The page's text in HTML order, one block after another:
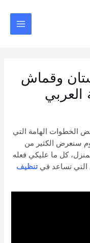
وقماش
العربي
الخطوات الهامة التي
سنعرض الكثير من
كل ما عليكي فعله
التي تساعد فيتنظيف